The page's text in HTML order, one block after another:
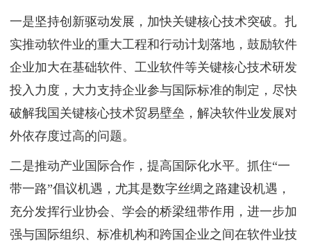
一是坚持创新驱动发展，加快关键核心技术突破。扎
实推动软件业的重大工程和行动计划落地，鼓励软件
企业加大在基础软件、工业软件等关键核心技术研发
投入力度，大力支持企业参与国际标准的制定，尽快
破解我国关键核心技术贸易壁垒，解决软件业发展对
外依存度过高的问题。
二是推动产业国际合作，提高国际化水平。抓住“一
带一路”倡议机遇，尤其是数字丝绸之路建设机遇，
充分发挥行业协会、学会的桥梁纽带作用，进一步加
强与国际组织、标准机构和跨国企业之间在软件业技